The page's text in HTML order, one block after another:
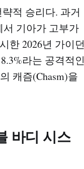
적 승리다. 과거
기아가 고부가
한 2026년 가이던
라는 공격적인
캐즘(Chasm)을
바디 시스